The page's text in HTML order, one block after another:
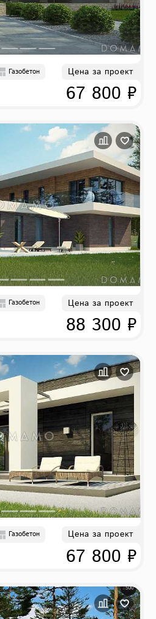
Газобетон Цена за проект
67 800 ₽
Газобетон Цена за проект
88 300 ₽
Газобетон Цена за проект
67 800 ₽